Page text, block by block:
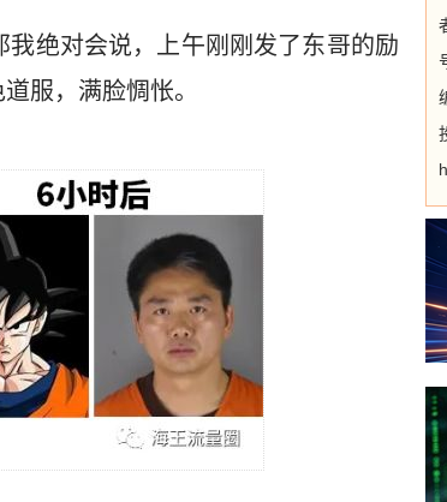
我绝对会说，上午刚刚发了东哥的励
服，满脸惆怅。